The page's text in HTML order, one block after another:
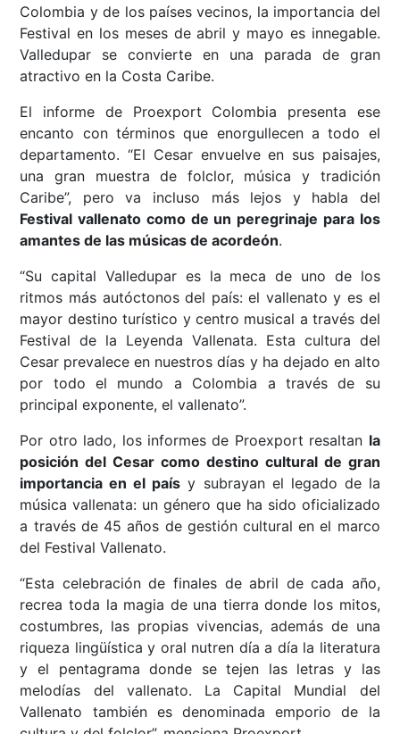
Colombia y de los países vecinos, la importancia del
Festival en los meses de abril y mayo es innegable.
Valledupar se convierte en una parada de gran
atractivo en la Costa Caribe.
El informe de Proexport Colombia presenta ese
encanto con términos que enorgullecen a todo el
departamento. “El Cesar envuelve en sus paisajes,
una gran muestra de folclor, música y tradición
Caribe”, pero va incluso más lejos y habla del
Festival vallenato como de un peregrinaje para los
amantes de las músicas de acordeón.
“Su capital Valledupar es la meca de uno de los
ritmos más autóctonos del país: el vallenato y es el
mayor destino turístico y centro musical a través del
Festival de la Leyenda Vallenata. Esta cultura del
Cesar prevalece en nuestros días y ha dejado en alto
por todo el mundo a Colombia a través de su
principal exponente, el vallenato”.
Por otro lado, los informes de Proexport resaltan la
posición del Cesar como destino cultural de gran
importancia en el país y subrayan el legado de la
música vallenata: un género que ha sido oficializado
a través de 45 años de gestión cultural en el marco
del Festival Vallenato.
“Esta celebración de finales de abril de cada año,
recrea toda la magia de una tierra donde los mitos,
costumbres, las propias vivencias, además de una
riqueza lingüística y oral nutren día a día la literatura
y el pentagrama donde se tejen las letras y las
melodías del vallenato. La Capital Mundial del
Vallenato también es denominada emporio de la